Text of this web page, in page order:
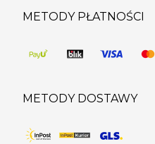
pozostałe regulaminy
regulaminy promocji
strefa marek
pomoc dla sprzedawców
METODY PŁATNOŚCI
METODY DOSTAWY